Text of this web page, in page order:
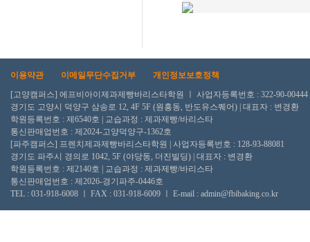
이용약관 이메일무단수집거부
개인정보보호정책
[고양캠퍼스] 에프비아이제과제빵바리스타학원 ㅣ 사업자등록번호 : 322-90-00444
경기도 고양시 덕양구 삼송로 12, 4F 5F (원흥동, 반도유스퀘어) | 대표자 : 변경환
학원등록번호 : 제6540호 | 교습과정 : 제과제빵/바리스타
통신판매업번호 : 제2024-고양덕양구-1362호
[파주캠퍼스] 프렌치제과제빵바리스타학원 | 사업자등록번호 : 128-93-88081
경기도 파주시 경의로 1042, 5F (야당동, 더진빌딩) | 대표자 : 변경환
학원등록번호 : 제2140호 | 교습과정 : 제과제빵/바리스타
통신판매업번호 : 제2026-경기파주-0446호
TEL : 031-918-6008 ㅣ FAX : 031-918-6009 ㅣ E-mail : admin@fbibaking.co.kr